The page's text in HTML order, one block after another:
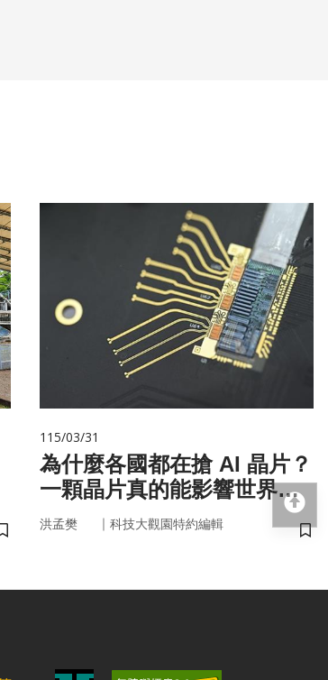
儲存書籤
115/03/31
為什麼各國都在搶 AI 晶片？
一顆晶片真的能影響世界
嗎？
洪孟樊 ｜ 科技大觀園特約編輯
儲
回